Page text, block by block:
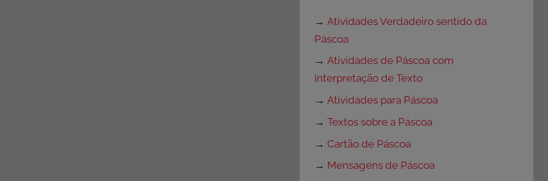
→Atividades Verdadeiro sentido da
Páscoa
→Atividades de Páscoa com
Interpretação de Texto
→Atividades para Páscoa
→Textos sobre a Páscoa
→Cartão de Páscoa
→ Mensagens de Páscoa